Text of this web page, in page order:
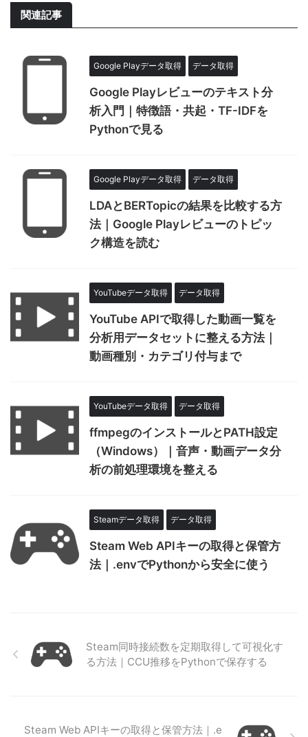
関連記事
Google Playデータ取得 データ取得
Google Playレビューのテキスト分
析入門｜特徴語・共起・TF-IDFを
Pythonで見る
Google Playデータ取得 データ取得
LDAとBERTopicの結果を比較する方
法｜Google Playレビューのトピッ
ク構造を読む
YouTubeデータ取得 データ取得
YouTube APIで取得した動画一覧を
分析用データセットに整える方法｜
動画種別・カテゴリ付与まで
YouTubeデータ取得 データ取得
ffmpegのインストールとPATH設定
（Windows）｜音声・動画データ分
析の前処理環境を整える
Steamデータ取得 データ取得
Steam Web APIキーの取得と保管方
法｜.envでPythonから安全に使う
Steam同時接続数を定期取得して可視化す
る方法｜CCU推移をPythonで保存する
Steam Web APIキーの取得と保管方法｜.e